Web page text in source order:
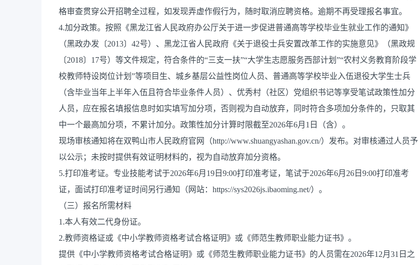
格审查贯穿公开招聘全过程，如发现弄虚作假行为，随时取消应聘资格。逾期不再受理报名事宜。
4.加分政策。按照《黑龙江省人民政府办公厅关于进一步促进普通高等学校毕业生就业工作的通知》
（黑政办发〔2013〕42号）、黑龙江省人民政府《关于退役士兵安置改革工作的实施意见》（黑政规
〔2018〕17号）等文件规定，符合条件的“三支一扶”“大学生志愿服务西部计划”“农村义务教育阶段学
校教师特设岗位计划”等项目生、城乡基层公益性岗位人员、普通高等学校毕业入伍退役大学生士兵
（含毕业当年上半年入伍且符合毕业条件人员）、优秀村（社区）党组织书记等享受笔试政策性加分
人员，应在报名填报信息时如实填写加分项，否则视为自动放弃，同时符合多项加分条件的，只取其
中一个最高加分项，不累计加分。政策性加分计算时限截至2026年6月1日（含）。
现场审核通知将在双鸭山市人民政府官网（http://www.shuangyashan.gov.cn/）发布。对审核通过人员予
以公示；未按时提供有效证明材料的，视为自动放弃加分资格。
5.打印准考证。专业技能考试于2026年6月19日9:00打印准考证，笔试于2026年6月26日9:00打印准考
证，面试打印准考证时间另行通知（网站：https://sys2026js.ibaoming.net/）。
（三）报名所需材料
1.本人有效二代身份证。
2.教师资格证或《中小学教师资格考试合格证明》或《师范生教师职业能力证书》。
提供《中小学教师资格考试合格证明》或《师范生教师职业能力证书》的人员需在2026年12月31日之